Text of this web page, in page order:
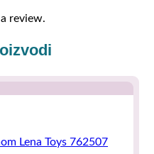
review.
Lena Toys 762507